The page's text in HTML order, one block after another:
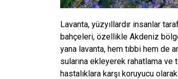
Lavanta, yüzyıllardır insanlar
bahçeleri, özellikle Akdeniz
yana lavanta, hem tıbbi hem de
sularına ekleyerek rahatlama ve
hastalıklara karşı koruyucu